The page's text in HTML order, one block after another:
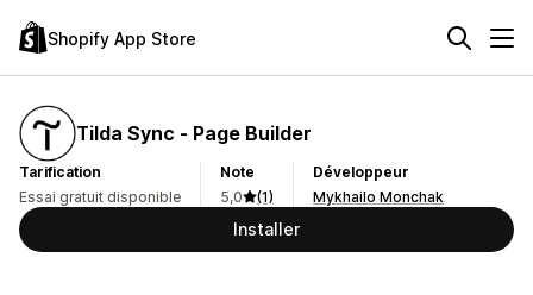
Shopify App Store
Tilda Sync ‑ Page Builder
Tarification
Essai gratuit disponible
Note
5,0
(1)
Développeur
Mykhailo Monchak
Installer